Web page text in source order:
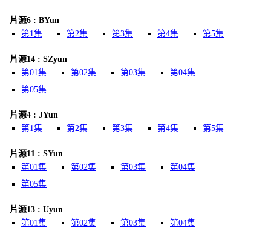
片源6 : BYun
第1集
第2集 第3集 第4集 第5集
片源14 : SZyun
第01集
第02集 第03集
第04集
第05集
片源4 : JYun
第1集
第2集 第3集 第4集 第5集
片源11 : SYun
第01集
第02集 第03集
第04集
第05集
片源13 : Uyun
第01集
第02集 第03集 第04集